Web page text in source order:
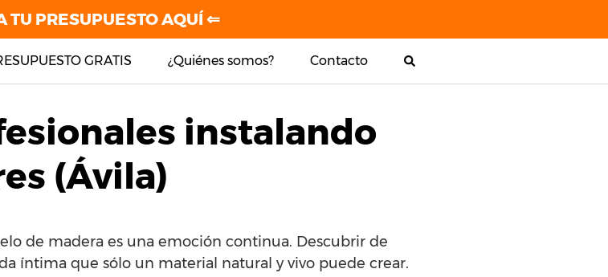
GRATIS ¿Quiénes somos? Contacto
instalando
(Ávila)
de madera es una emoción continua. Descubrir de
íntima que sólo un material natural y vivo puede crear.
TU PRESUPUESTO AQUÍ ⇐